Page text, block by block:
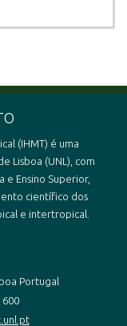
(IHMT) é uma
Lisboa (UNL), com
e Ensino Superior,
científico dos
e intertropical.
Portugal
600